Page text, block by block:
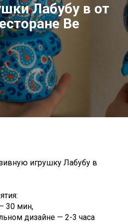
Лабубу в от
Be
игрушку Лабубу в
30 мин,
дизайне — 2-3 часа